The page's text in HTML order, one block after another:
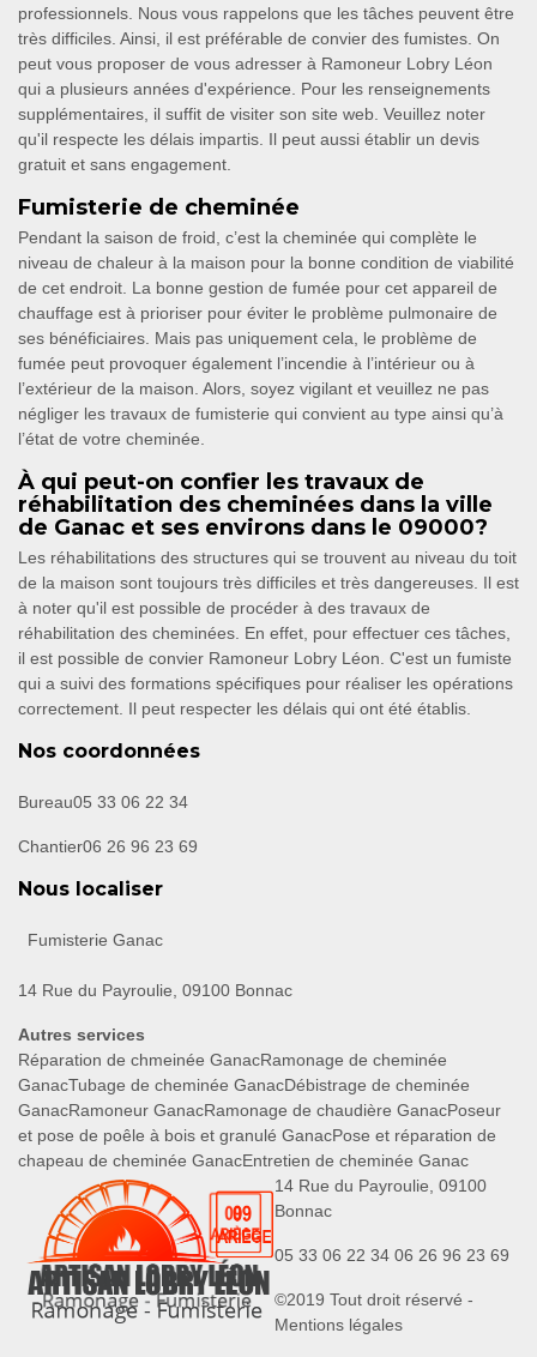
professionnels. Nous vous rappelons que les tâches peuvent être
très difficiles. Ainsi, il est préférable de convier des fumistes. On
peut vous proposer de vous adresser à Ramoneur Lobry Léon
qui a plusieurs années d'expérience. Pour les renseignements
supplémentaires, il suffit de visiter son site web. Veuillez noter
qu'il respecte les délais impartis. Il peut aussi établir un devis
gratuit et sans engagement.
Fumisterie de cheminée
Pendant la saison de froid, c’est la cheminée qui complète le
niveau de chaleur à la maison pour la bonne condition de viabilité
de cet endroit. La bonne gestion de fumée pour cet appareil de
chauffage est à prioriser pour éviter le problème pulmonaire de
ses bénéficiaires. Mais pas uniquement cela, le problème de
fumée peut provoquer également l’incendie à l’intérieur ou à
l’extérieur de la maison. Alors, soyez vigilant et veuillez ne pas
négliger les travaux de fumisterie qui convient au type ainsi qu’à
l’état de votre cheminée.
À qui peut-on confier les travaux de
réhabilitation des cheminées dans la ville
de Ganac et ses environs dans le 09000?
Les réhabilitations des structures qui se trouvent au niveau du toit
de la maison sont toujours très difficiles et très dangereuses. Il est
à noter qu'il est possible de procéder à des travaux de
réhabilitation des cheminées. En effet, pour effectuer ces tâches,
il est possible de convier Ramoneur Lobry Léon. C'est un fumiste
qui a suivi des formations spécifiques pour réaliser les opérations
correctement. Il peut respecter les délais qui ont été établis.
Nos coordonnées
Bureau05 33 06 22 34
Chantier06 26 96 23 69
Nous localiser
Fumisterie Ganac
14 Rue du Payroulie, 09100 Bonnac
Autres services
Réparation de chmeinée GanacRamonage de cheminée
GanacTubage de cheminée GanacDébistrage de cheminée
GanacRamoneur GanacRamonage de chaudière GanacPoseur
et pose de poêle à bois et granulé GanacPose et réparation de
chapeau de cheminée GanacEntretien de cheminée Ganac
14 Rue du Payroulie, 09100
Bonnac
05 33 06 22 34 06 26 96 23 69
©2019 Tout droit réservé -
Mentions légales